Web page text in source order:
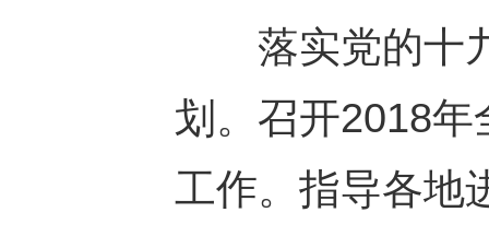
落实党的十九
划。召开2018
工作。指导各地